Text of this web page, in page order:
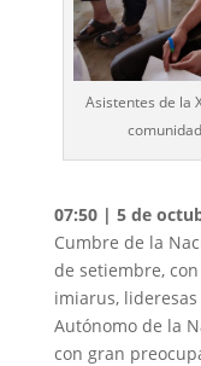
Asistentes de la
07:50 | 5 de
Cumbre de la
de setiembre,
imiarus,
Autónomo de la
con gran